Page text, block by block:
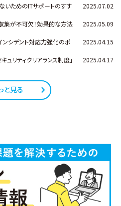
いためのITサポートのすす
2025.07.02
集が不可欠！効果的な方法
2025.05.09
ンシデント対応力強化のポ
2025.04.15
ュリティクリアランス制度」
2025.04.17
と見る